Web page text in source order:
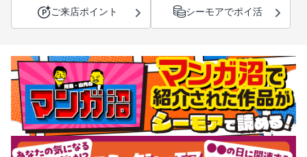
ご来店ポイント シーモアでポイ活